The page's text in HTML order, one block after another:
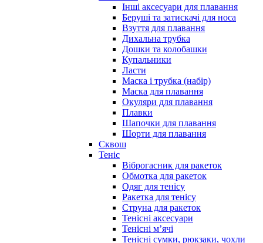
Інші аксесуари для плавання
Беруші та затискачі для носа
Взуття для плавання
Дихальна трубка
Дошки та колобашки
Купальники
Ласти
Маска і трубка (набір)
Маска для плавання
Окуляри для плавання
Плавки
Шапочки для плавання
Шорти для плавання
Сквош
Теніс
Віброгасник для ракеток
Обмотка для ракеток
Одяг для тенісу
Ракетка для тенісу
Струна для ракеток
Тенісні аксесуари
Тенісні мʼячі
Тенісні сумки, рюкзаки, чохли